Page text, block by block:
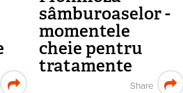
sâmburoaselor -
momentele
cheie pentru
tratamente
Share